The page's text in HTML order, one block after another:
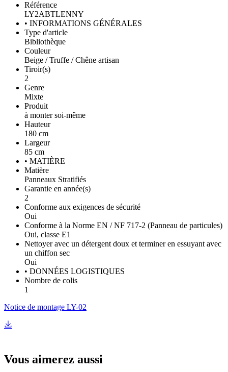
Référence
LY2ABTLENNY
• INFORMATIONS GÉNÉRALES
Type d'article
Bibliothèque
Couleur
Beige / Truffe / Chêne artisan
Tiroir(s)
2
Genre
Mixte
Produit
à monter soi-même
Hauteur
180 cm
Largeur
85 cm
• MATIÈRE
Matière
Panneaux Stratifiés
Garantie en année(s)
2
Conforme aux exigences de sécurité
Oui
Conforme à la Norme EN / NF 717-2 (Panneau de particules)
Oui, classe E1
Nettoyer avec un détergent doux et terminer en essuyant avec
un chiffon sec
Oui
• DONNÉES LOGISTIQUES
Nombre de colis
1
Notice de montage LY-02
Vous aimerez aussi